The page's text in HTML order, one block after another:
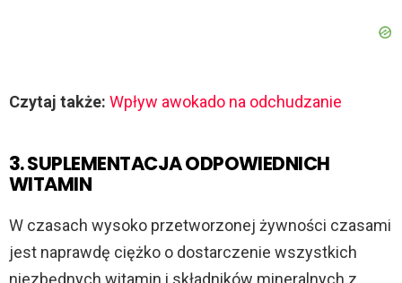
Czytaj także: Wpływ awokado na odchudzanie
3. SUPLEMENTACJA ODPOWIEDNICH
WITAMIN
W czasach wysoko przetworzonej żywności czasami
jest naprawdę ciężko o dostarczenie wszystkich
niezbędnych witamin i składników mineralnych z